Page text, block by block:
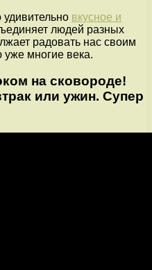
вкусное и
людей разных
радовать нас своим
уже многие века.
на сковороде!
или ужин. Супер